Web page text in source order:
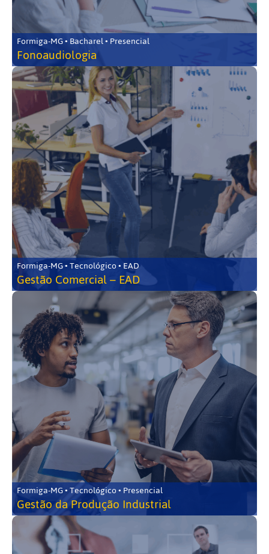
Formiga-MG • Bacharel • Presencial
Fonoaudiologia
Formiga-MG • Tecnológico • EAD
Gestão Comercial – EAD
Formiga-MG • Tecnológico • Presencial
Gestão da Produção Industrial